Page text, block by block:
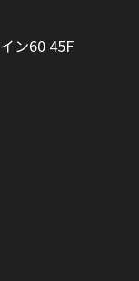
ン60 45F